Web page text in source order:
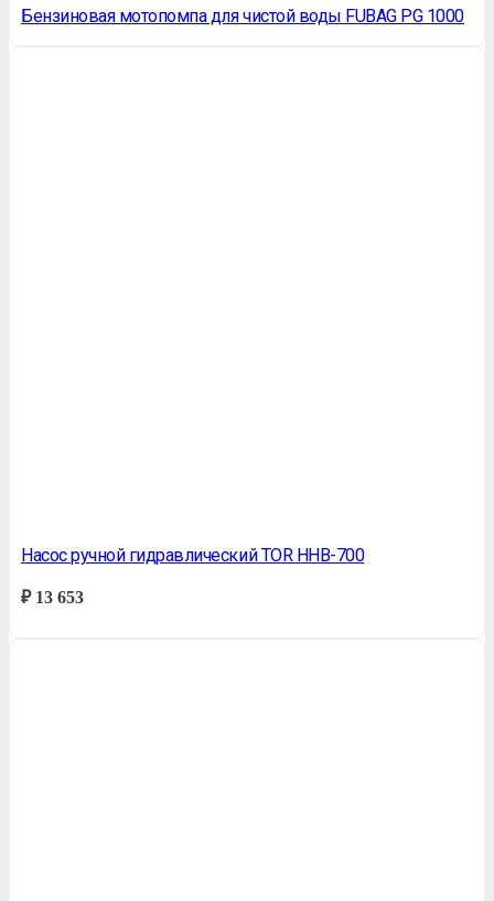
Бензиновая мотопомпа для чистой воды FUBAG PG 1000
Насос ручной гидравлический TOR HHB-700
₽13 653